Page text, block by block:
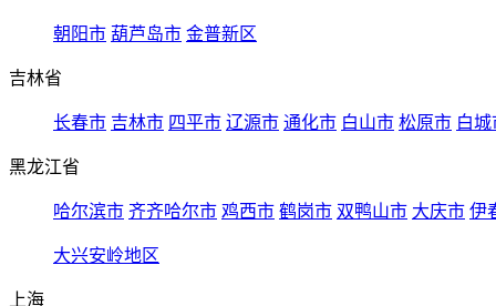
朝阳市 葫芦岛市 金普新区
吉林省
长春市 吉林市 四平市 辽源市 通化市 白山市 松原市 白城
黑龙江省
哈尔滨市 齐齐哈尔市 鸡西市 鹤岗市 双鸭山市 大庆市 伊
大兴安岭地区
上海